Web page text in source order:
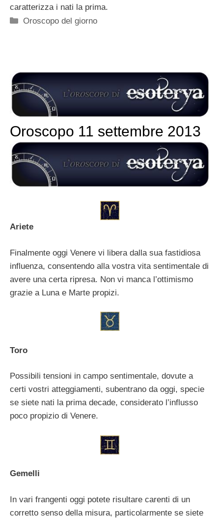
caratterizza i nati la prima.
Categorie
Oroscopo del giorno
Oroscopo 11 settembre 2013
Ariete
Finalmente oggi Venere vi libera dalla sua fastidiosa
influenza, consentendo alla vostra vita sentimentale di
avere una certa ripresa. Non vi manca l’ottimismo
grazie a Luna e Marte propizi.
Toro
Possibili tensioni in campo sentimentale, dovute a
certi vostri atteggiamenti, subentrano da oggi, specie
se siete nati la prima decade, considerato l’influsso
poco propizio di Venere.
Gemelli
In vari frangenti oggi potete risultare carenti di un
corretto senso della misura, particolarmente se siete